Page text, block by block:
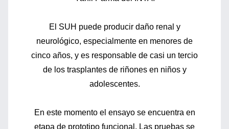
El SUH puede producir daño renal y
neurológico, especialmente en menores de
cinco años, y es responsable de casi un tercio
de los trasplantes de riñones en niños y
adolescentes.
En este momento el ensayo se encuentra en
etapa de prototipo funcional. Las pruebas se